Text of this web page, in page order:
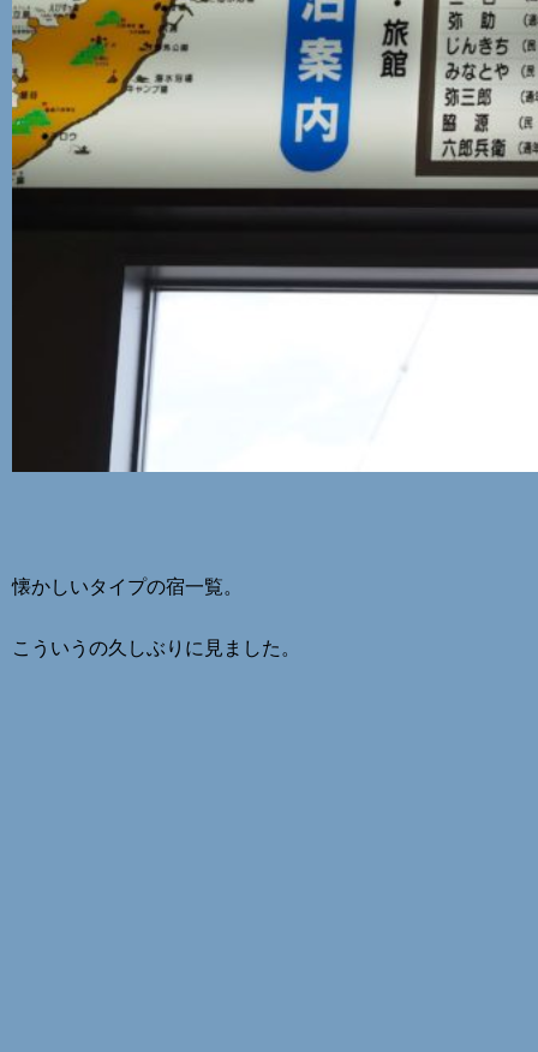
懐かしいタイプの宿一覧。
こういうの久しぶりに見ました。